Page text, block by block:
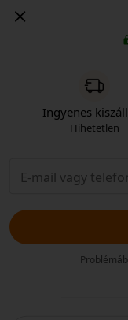
Ingyenes
Hihetetlen